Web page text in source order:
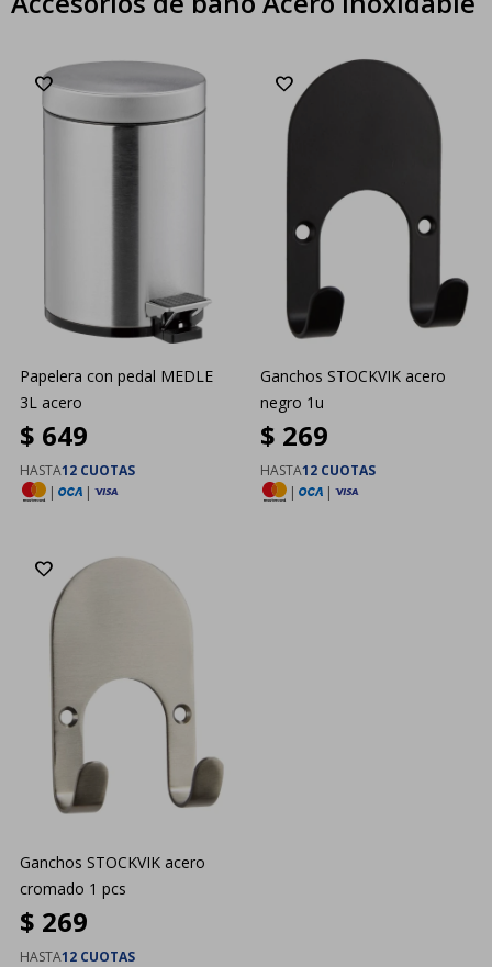
Papelera con pedal MEDLE
3L acero
$ 649
HASTA12 CUOTAS
|
|
Ganchos STOCKVIK acero
negro 1u
$ 269
HASTA12 CUOTAS
|
|
Ganchos STOCKVIK acero
cromado 1 pcs
$ 269
HASTA12 CUOTAS